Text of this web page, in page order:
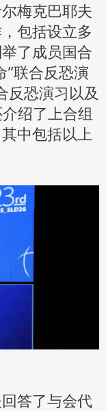
梅克巴耶夫
包括设立多
了成员国合
”联合反恐演
反恐演习以及
绍了上合组
中包括以上
答了与会代